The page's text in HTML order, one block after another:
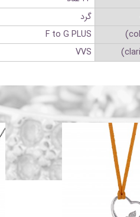
گرد
F to G PLUS
VVS